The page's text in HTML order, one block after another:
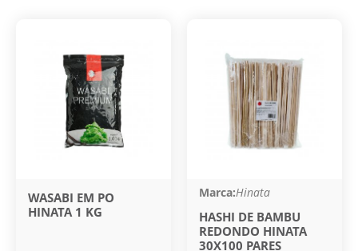
WASABI EM PO
HINATA 1 KG
Marca:Hinata
HASHI DE BAMBU
REDONDO HINATA
30X100 PARES